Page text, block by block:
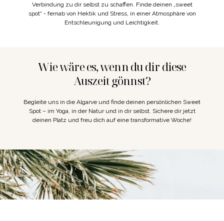
Verbindung zu dir selbst zu schaffen. Finde deinen „sweet
spot“ - fernab von Hektik und Stress, in einer Atmosphäre von
Entschleunigung und Leichtigkeit.
Wie wäre es, wenn du dir diese
Auszeit gönnst?
Begleite uns in die Algarve und finde deinen persönlichen Sweet
Spot – im Yoga, in der Natur und in dir selbst. Sichere dir jetzt
deinen Platz und freu dich auf eine transformative Woche!